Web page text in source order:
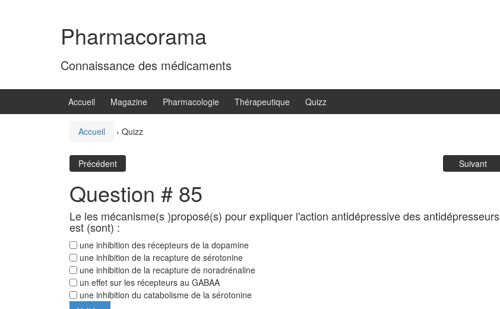
Pharmacorama
Connaissance des médicaments
Accueil Magazine Pharmacologie Thérapeutique Quizz
Accueil › Quizz
Précédent Suivant
Question # 85
Le les mécanisme(s )proposé(s) pour expliquer l'action antidépressive des antidépresseurs
est (sont) :
une inhibition des récepteurs de la dopamine
une inhibition de la recapture de sérotonine
une inhibition de la recapture de noradrénaline
un effet sur les récepteurs au GABAA
une inhibition du catabolisme de la sérotonine